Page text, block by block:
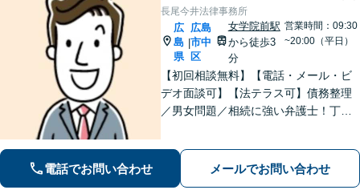
長尾今井法律事務所
広
島
県
|
広島
市中
区
女学院前駅
から徒歩3
分
営業時間：09:30
~20:00（平日）
【初回相談無料】【電話・メール・ビ
デオ面談可】【法テラス可】債務整理
／男女問題／相続に強い弁護士！丁寧
寄り添ったサポートが強み【分割・後
払い利用可】【女学院前駅5分】
電話でお問い合わせ メールでお問い合わせ